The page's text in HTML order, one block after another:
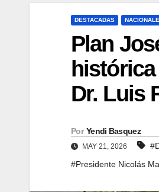
DESTACADAS
Plan
Dr. Luis
Por Yendi Basquez
MAY 21, 2026
#Presidente Nicolás